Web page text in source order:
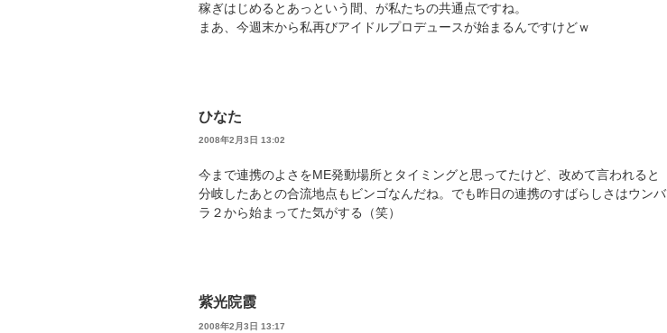
稼ぎはじめるとあっという間、が私たちの共通点ですね。
まあ、今週末から私再びアイドルプロデュースが始まるんですけどｗ
ひなた
2008年2月3日 13:02
今まで連携のよさをME発動場所とタイミングと思ってたけど、改めて言われると
分岐したあとの合流地点もビンゴなんだね。でも昨日の連携のすばらしさはウンバ
ラ２から始まってた気がする（笑）
紫光院霞
2008年2月3日 13:17